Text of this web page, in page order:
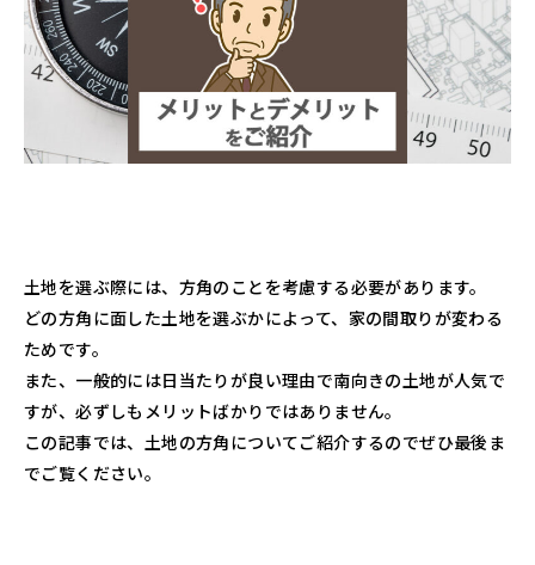
土地を選ぶ際には、方角のことを考慮する必要があります。
どの方角に面した土地を選ぶかによって、家の間取りが変わる
ためです。
また、一般的には日当たりが良い理由で南向きの土地が人気で
すが、必ずしもメリットばかりではありません。
この記事では、土地の方角についてご紹介するのでぜひ最後ま
でご覧ください。